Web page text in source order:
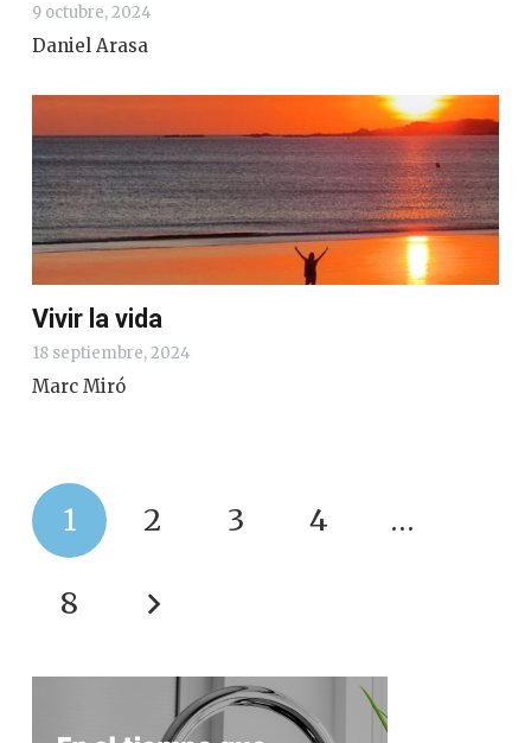
9 octubre, 2024
Daniel Arasa
Vivir la vida
18 septiembre, 2024
Marc Miró
1 2 3 4 …
8